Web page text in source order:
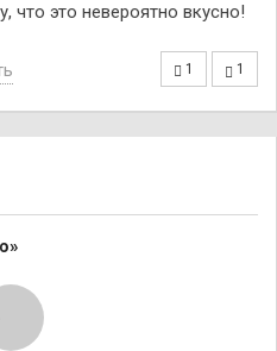
что это невероятно вкусно!
1 1